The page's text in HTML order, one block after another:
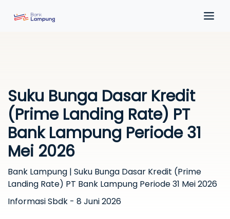
Suku Bunga Dasar Kredit
(Prime Landing Rate) PT
Bank Lampung Periode 31
Mei 2026
Bank Lampung | Suku Bunga Dasar Kredit (Prime
Landing Rate) PT Bank Lampung Periode 31 Mei 2026
Informasi Sbdk - 8 Juni 2026